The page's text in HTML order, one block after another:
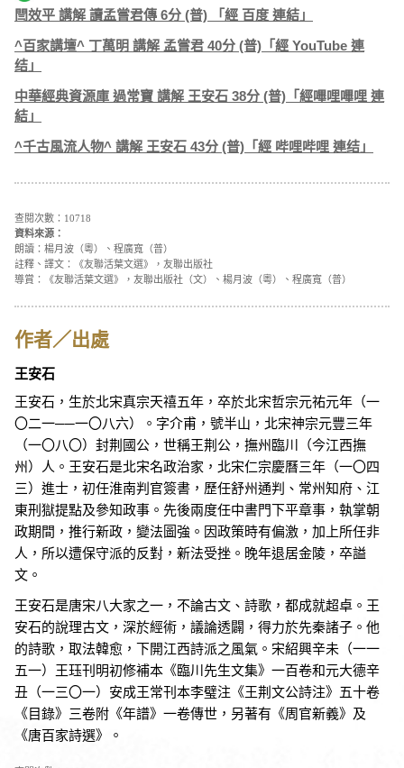
閆效平 講解 讀孟嘗君傳 6分 (普) 「經 百度 連結」
^百家講壇^ 丁萬明 講解 孟嘗君 40分 (普)「經 YouTube 連
结」
中華經典資源庫 過常寶 講解 王安石 38分 (普)「經嗶哩嗶哩 連
結」
^千古風流人物^ 講解 王安石 43分 (普)「經 哔哩哔哩 連结」
查閱次數：10718
資料來源：
朗讀：楊月波（粵）、程廣寬（普）
註釋、譯文：《友聯活葉文選》，友聯出版社
導賞：《友聯活葉文選》，友聯出版社（文）、楊月波（粵）、程廣寬（普）
作者／出處
王安石
王安石，生於北宋真宗天禧五年，卒於北宋哲宗元祐元年（一
〇二一──一〇八六）。字介甫，號半山，北宋神宗元豐三年
（一〇八〇）封荆國公，世稱王荆公，撫州臨川（今江西撫
州）人。王安石是北宋名政治家，北宋仁宗慶曆三年（一〇四
三）進士，初任淮南判官簽書，歷任舒州通判、常州知府、江
東刑獄提點及參知政事。先後兩度任中書門下平章事，執掌朝
政期間，推行新政，變法圖強。因政策時有偏激，加上所任非
人，所以遭保守派的反對，新法受挫。晚年退居金陵，卒謚
文。
王安石是唐宋八大家之一，不論古文、詩歌，都成就超卓。王
安石的說理古文，深於經術，議論透闢，得力於先秦諸子。他
的詩歌，取法韓愈，下開江西詩派之風氣。宋紹興辛未（一一
五一）王珏刊明初修補本《臨川先生文集》一百卷和元大德辛
丑（一三〇一）安成王常刊本李璧注《王荆文公詩注》五十卷
《目錄》三卷附《年譜》一卷傳世，另著有《周官新義》及
《唐百家詩選》。